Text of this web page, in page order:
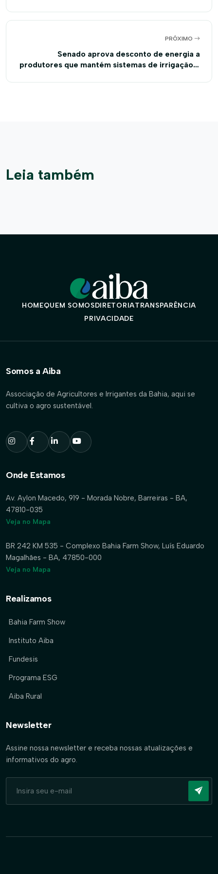
PRÓXIMO
Senado aprova desconto de energia a
produtores que mantém sistemas de irrigação e
Leia também
HOMEQUEM SOMOSDIRETORIATRANSPARÊNCIA
PRIVACIDADE
Somos a Aiba
Associação de Agricultores e Irrigantes da Bahia, aqui se
cultiva o agro sustentável.
Onde Estamos
Av. Aylon Macedo, 919 - Morada Nobre, Barreiras - BA,
47810-035
Veja no Mapa
BR 242 KM 535 - Complexo Bahia Farm Show, Luís Eduardo
Magalhães - BA, 47850-000
Veja no Mapa
Realizamos
Bahia Farm Show
Instituto Aiba
Fundesis
Programa ESG
Aiba Rural
Newsletter
Assine nossa newsletter e receba nossas atualizações e
informativos do agro.